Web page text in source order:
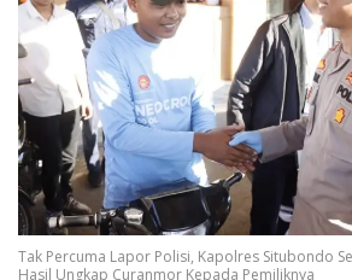
Tak Percuma Lapor Polisi, Kapolres Situbondo
Hasil Ungkap Curanmor Kepada Pemiliknya